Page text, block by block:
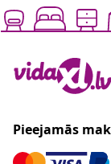
Pieejamās